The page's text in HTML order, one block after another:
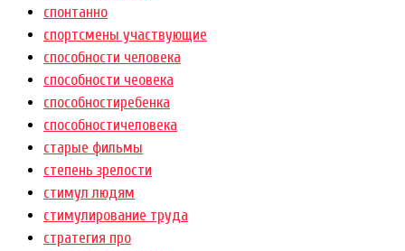
спонтанно
спортсмены участвующие
способности человека
способности чеовека
способностиребенка
способностичеловека
старые фильмы
степень зрелости
стимул людям
стимулирование труда
стратегия про